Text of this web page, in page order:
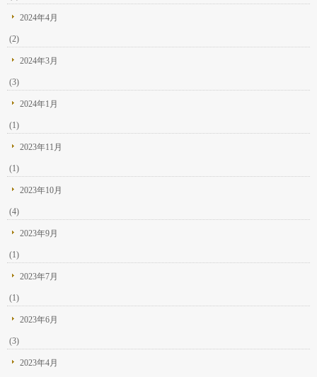
2024年4月
(2)
2024年3月
(3)
2024年1月
(1)
2023年11月
(1)
2023年10月
(4)
2023年9月
(1)
2023年7月
(1)
2023年6月
(3)
2023年4月